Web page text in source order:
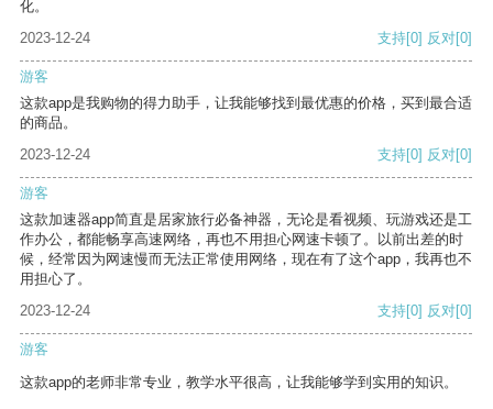
化。
2023-12-24
支持[0] 反对[0]
游客
这款app是我购物的得力助手，让我能够找到最优惠的价格，买到最合适
的商品。
2023-12-24
支持[0] 反对[0]
游客
这款加速器app简直是居家旅行必备神器，无论是看视频、玩游戏还是工
作办公，都能畅享高速网络，再也不用担心网速卡顿了。以前出差的时
候，经常因为网速慢而无法正常使用网络，现在有了这个app，我再也不
用担心了。
2023-12-24
支持[0] 反对[0]
游客
这款app的老师非常专业，教学水平很高，让我能够学到实用的知识。